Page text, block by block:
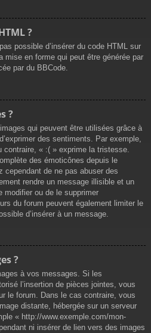
?
possible d’insérer du code HTML sur
mise en forme qui peut être générée par
par du BBCode.
?
qui peuvent être utilisées grâce à
des sentiments. Par exemple,
contraire, « :( » exprime la tristesse.
des émoticônes depuis le
cependant de ne pas abuser des
rendre un message illisible et un
modifier ou de le supprimer
du forum peuvent également limiter le
d’insérer à un message.
?
à vos messages. Si les
l’insertion de pièces jointes, vous
le forum. Dans le cas contraire, vous
distante, hébergée sur un serveur
« http://www.exemple.com/mon-
ni insérer de lien vers des images